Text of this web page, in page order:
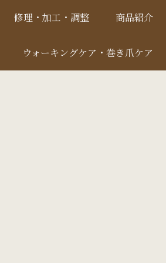
修理・加工・調整 商品紹介
ウォーキングケア・巻き爪ケア